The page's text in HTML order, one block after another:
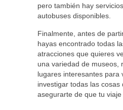
pero también hay
autobuses disponibles.
Finalmente, antes de
hayas encontrado todas
atracciones que quieres
una variedad de museos,
lugares interesantes para
investigar todas las
asegurarte de que tu viaje